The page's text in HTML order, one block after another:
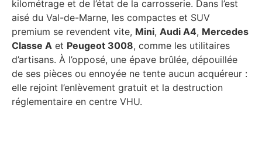
kilométrage et de l’état de la carrosserie. Dans l’est
aisé du Val-de-Marne, les compactes et SUV
premium se revendent vite, Mini, Audi A4, Mercedes
Classe A et Peugeot 3008, comme les utilitaires
d’artisans. À l’opposé, une épave brûlée, dépouillée
de ses pièces ou ennoyée ne tente aucun acquéreur :
elle rejoint l’enlèvement gratuit et la destruction
réglementaire en centre VHU.